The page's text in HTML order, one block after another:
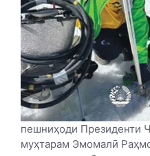
пешниҳоди Президенти
муҳтарам Эмомалӣ